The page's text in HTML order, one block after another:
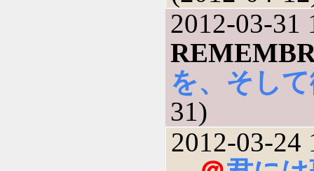
2012-03-31
を、そし
31)
2012-03-24